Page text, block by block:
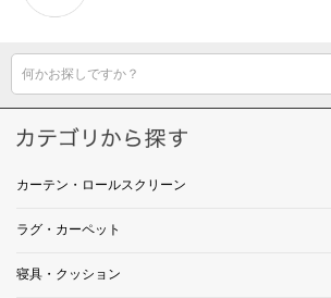
何かお探しですか？
カーテン・ロールスクリーン
ラグ・カーペット
寝具・クッション